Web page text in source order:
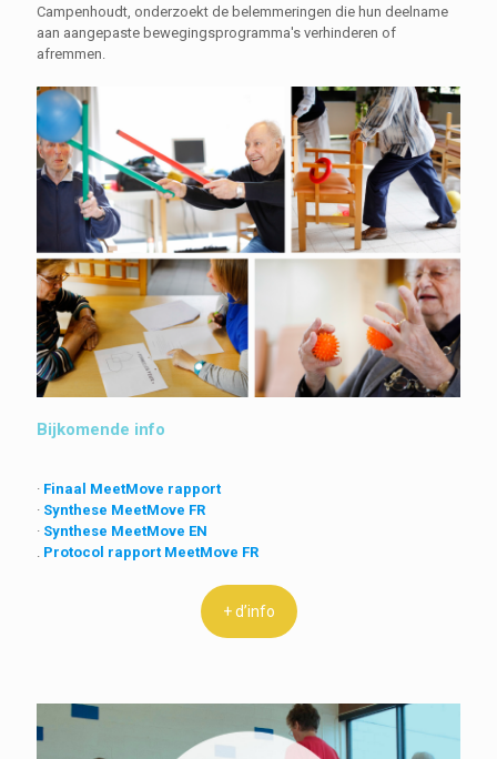
Campenhoudt, onderzoekt de belemmeringen die hun deelname
aan aangepaste bewegingsprogramma's verhinderen of
afremmen.
Bijkomende info
· Finaal MeetMove rapport
· Synthese MeetMove FR
· Synthese MeetMove EN
Protocol rapport MeetMove FR
+ d’info